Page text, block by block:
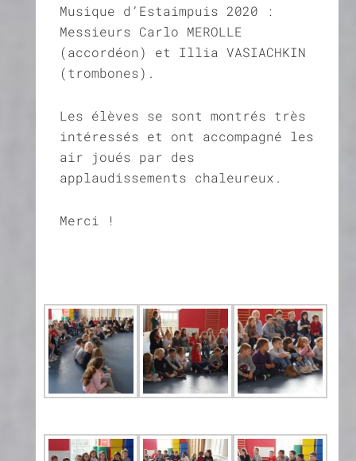
Musique d’Estaimpuis 2020 :
Messieurs Carlo MEROLLE
(accordéon) et Illia VASIACHKIN
(trombones).
Les élèves se sont montrés très
intéressés et ont accompagné les
air joués par des
applaudissements chaleureux.
Merci !